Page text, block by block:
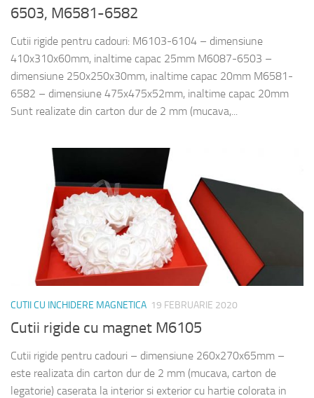
6503, M6581-6582
Cutii rigide pentru cadouri: M6103-6104 – dimensiune
410x310x60mm, inaltime capac 25mm M6087-6503 –
dimensiune 250x250x30mm, inaltime capac 20mm M6581-
6582 – dimensiune 475x475x52mm, inaltime capac 20mm
Sunt realizate din carton dur de 2 mm (mucava,...
CUTII CU INCHIDERE MAGNETICA 19 FEBRUARIE 2020
Cutii rigide cu magnet M6105
Cutii rigide pentru cadouri – dimensiune 260x270x65mm –
este realizata din carton dur de 2 mm (mucava, carton de
legatorie) caserata la interior si exterior cu hartie colorata in